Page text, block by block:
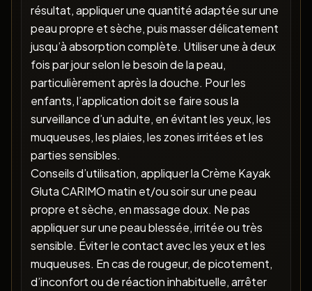
résultat, appliquer une quantité adaptée sur une
peau propre et sèche, puis masser délicatement
jusqu’à absorption complète. Utiliser une à deux
fois par jour selon le besoin de la peau,
particulièrement après la douche. Pour les
enfants, l’application doit se faire sous la
surveillance d’un adulte, en évitant les yeux, les
muqueuses, les plaies, les zones irritées et les
parties sensibles.
Conseils d’utilisation, appliquer la Crème Kayak
Gluta CARIMO matin et/ou soir sur une peau
propre et sèche, en massage doux. Ne pas
appliquer sur une peau blessée, irritée ou très
sensible. Éviter le contact avec les yeux et les
muqueuses. En cas de rougeur, de picotement,
d’inconfort ou de réaction inhabituelle, arrêter